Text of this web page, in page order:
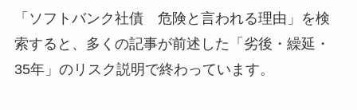
「ソフトバンク社債 危険と言われる理由」を検
索すると、多くの記事が前述した「劣後・繰延・
35年」のリスク説明で終わっています。